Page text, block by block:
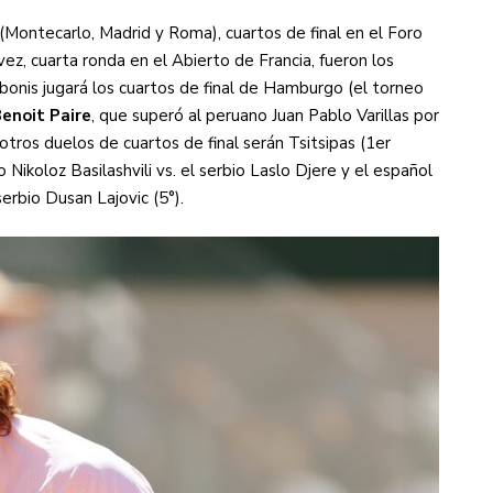
Madrid y Roma), cuartos de final en el Foro
cuarta ronda en el Abierto de Francia, fueron los
jugará los cuartos de final de Hamburgo (el torneo
Paire, que superó al peruano Juan Pablo Varillas por
duelos de cuartos de final serán Tsitsipas (1er
Basilashvili vs. el serbio Laslo Djere y el español
Dusan Lajovic (5°).